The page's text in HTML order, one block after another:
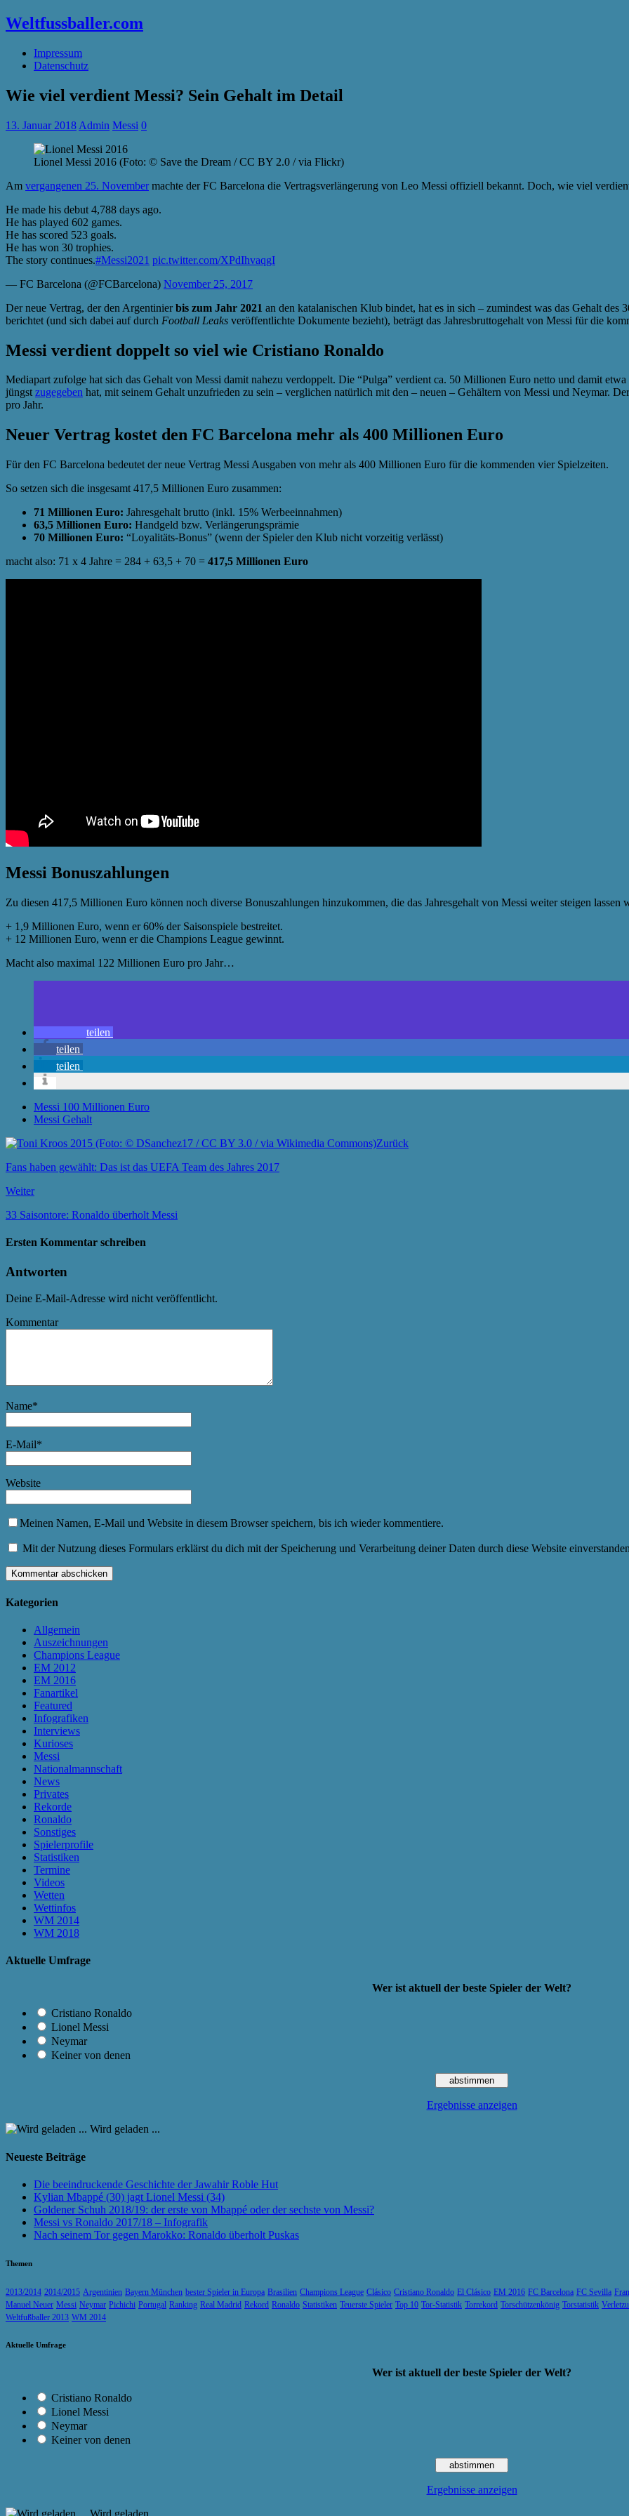
Weltfussballer.com
Impressum
Datenschutz
Wie viel verdient Messi? Sein Gehalt im Detail
13. Januar 2018 Admin Messi 0
Lionel Messi 2016 (Foto: © Save the Dream / CC BY 2.0 / via Flickr)
Am vergangenen 25. Novembermachte der FC Barcelona die Vertragsverlängerung von Leo Messi offiziell bekannt. Doch, wie viel
He made his debut 4,788 days ago.
He has played 602 games.
He has scored 523 goals.
He has won 30 trophies.
The story continues.#Messi2021 pic.twitter.com/XPdIhvaqgI
— FC Barcelona (@FCBarcelona) November 25, 2017
Der neue Vertrag, der den Argentinierbis zum Jahr 2021 an den katalanischen Klub bindet, hat es in sich – zumindest was das Gehalt
berichtet (und sich dabei auf durch Football Leaks veröffentlichte Dokumente bezieht), beträgt das Jahresbruttogehalt von Messi für die
Messi verdient doppelt so viel wie Cristiano Ronaldo
Mediapart zufolge hat sich das Gehalt von Messi damit nahezu verdoppelt. Die “Pulga” verdient ca. 50 Millionen Euro netto und damit
jüngstzugegeben hat, mit seinem Gehalt unzufrieden zu sein – verglichen natürlich mit den – neuen – Gehältern von Messi und Neymar.
pro Jahr.
Neuer Vertrag kostet den FC Barcelona mehr als 400 Millionen Euro
Für den FC Barcelona bedeutet der neue Vertrag Messi Ausgaben von mehr als 400 Millionen Euro für die kommenden vier Spielzeiten.
So setzen sich die insgesamt 417,5 Millionen Euro zusammen:
71 Millionen Euro: Jahresgehalt brutto (inkl. 15% Werbeeinnahmen)
63,5 Millionen Euro: Handgeld bzw. Verlängerungsprämie
70 Millionen Euro: “Loyalitäts-Bonus” (wenn der Spieler den Klub nicht vorzeitig verlässt)
macht also: 71 x 4 Jahre = 284 + 63,5 + 70 = 417,5 Millionen Euro
Messi Bonuszahlungen
Zu diesen 417,5 Millionen Euro können noch diverse Bonuszahlungen hinzukommen, die das Jahresgehalt von Messi weiter steigen lassen
+ 1,9 Millionen Euro, wenn er 60% der Saisonspiele bestreitet.
+ 12 Millionen Euro, wenn er die Champions League gewinnt.
Macht also maximal 122 Millionen Euro pro Jahr…
teilen
teilen
teilen
Messi 100 Millionen Euro
Messi Gehalt
Zurück
Fans haben gewählt: Das ist das UEFA Team des Jahres 2017
Weiter
33 Saisontore: Ronaldo überholt Messi
Ersten Kommentar schreiben
Antworten
Deine E-Mail-Adresse wird nicht veröffentlicht.
Kommentar
Name*
E-Mail*
Website
Meinen Namen, E-Mail und Website in diesem Browser speichern, bis ich wieder kommentiere.
Mit der Nutzung dieses Formulars erklärst du dich mit der Speicherung und Verarbeitung deiner Daten durch diese Website
Kategorien
Allgemein
Auszeichnungen
Champions League
EM 2012
EM 2016
Fanartikel
Featured
Infografiken
Interviews
Kurioses
Messi
Nationalmannschaft
News
Privates
Rekorde
Ronaldo
Sonstiges
Spielerprofile
Statistiken
Termine
Videos
Wetten
Wettinfos
WM 2014
WM 2018
Aktuelle Umfrage
Wer ist aktuell der beste Spieler der Welt?
Cristiano Ronaldo
Lionel Messi
Neymar
Keiner von denen
Ergebnisse anzeigen
Wird geladen ...
Neueste Beiträge
Die beeindruckende Geschichte der Jawahir Roble Hut
Kylian Mbappé (30) jagt Lionel Messi (34)
Goldener Schuh 2018/19: der erste von Mbappé oder der sechste von Messi?
Messi vs Ronaldo 2017/18 – Infografik
Nach seinem Tor gegen Marokko: Ronaldo überholt Puskas
Themen
2013/2014 2014/2015 Argentinien Bayern München bester Spieler in Europa Brasilien Champions League Clásico Cristiano Ronaldo El Clásico EM 2016 FC Barcelona FC Sevilla
Manuel Neuer Messi Neymar Pichichi Portugal Ranking Real Madrid Rekord Ronaldo Statistiken Teuerste Spieler Top 10 Tor-Statistik Torrekord Torschützenkönig Torstatistik
Weltfußballer 2013 WM 2014
Aktuelle Umfrage
Wer ist aktuell der beste Spieler der Welt?
Cristiano Ronaldo
Lionel Messi
Neymar
Keiner von denen
Ergebnisse anzeigen
Wird geladen ...